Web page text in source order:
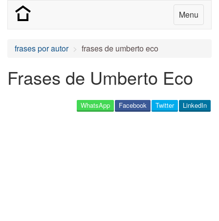
Menu
frases por autor frases de umberto eco
Frases de Umberto Eco
LinkedIn
Twitter
Facebook
WhatsApp